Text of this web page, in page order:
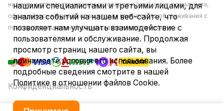
наличии и стоимости указанных товаров и (или) услуг, пожалуйста,
обращайтесь к менеджерам отдела клиентского обслуживания с
помощью специальной формы связи или по телефону.
Конфиденциальность
нашими специалистами и третьими лицами, для
анализа событий на нашем веб-сайте, что
позволяет нам улучшать взаимодействие с
пользователями и обслуживание. Продолжая
просмотр страниц нашего сайта, вы
принимаете условия его использования. Более
подробные сведения смотрите в нашей
Политике в отношении файлов Cookie.